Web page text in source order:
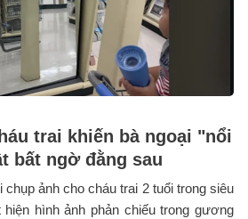
trai khiến bà ngoại "nổi
bất ngờ đằng sau
ảnh cho cháu trai 2 tuổi trong siêu
hiện hình ảnh phản chiếu trong gương